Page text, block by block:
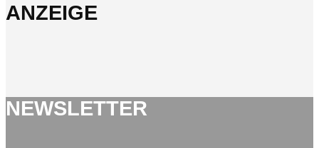
ANZEIGE
NEWSLETTER